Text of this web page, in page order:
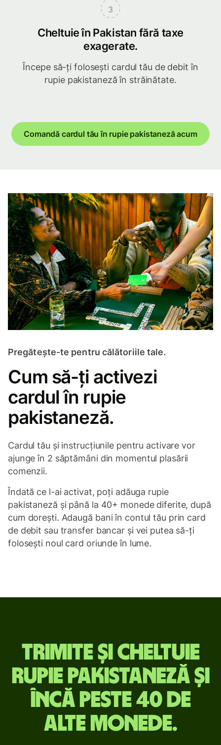
3
Cheltuie în Pakistan fără taxe
exagerate.
Începe să-ți folosești cardul tău de debit în
rupie pakistaneză în străinătate.
Comandă cardul tău în rupie pakistaneză acum
Cum să-ți activezi
cardul în rupie
pakistaneză.
Pregătește-te pentru călătoriile tale.
Cardul tău și instrucțiunile pentru activare vor
ajunge în 2 săptămâni din momentul plasării
comenzii.
Îndată ce l-ai activat, poți adăuga rupie
pakistaneză și până la 40+ monede diferite, după
cum dorești. Adaugă bani în contul tău prin card
de debit sau transfer bancar și vei putea să-ți
folosești noul card oriunde în lume.
și
cheltuie
rupie
pakistaneză
Trimite și cheltuie
rupie pakistaneză și
încă peste 40 de
alte monede.